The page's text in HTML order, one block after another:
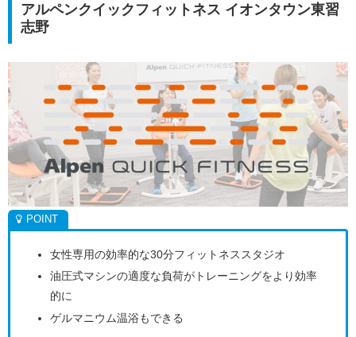
アルペンクイックフィットネス イオンタウン東習
志野
女性専用の効率的な30分フィットネススタジオ
油圧式マシンの適度な負荷がトレーニングをより効率
的に
ゲルマニウム温浴もできる